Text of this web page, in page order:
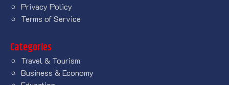
Privacy Policy
Terms of Service
Categories
Travel & Tourism
Business & Economy